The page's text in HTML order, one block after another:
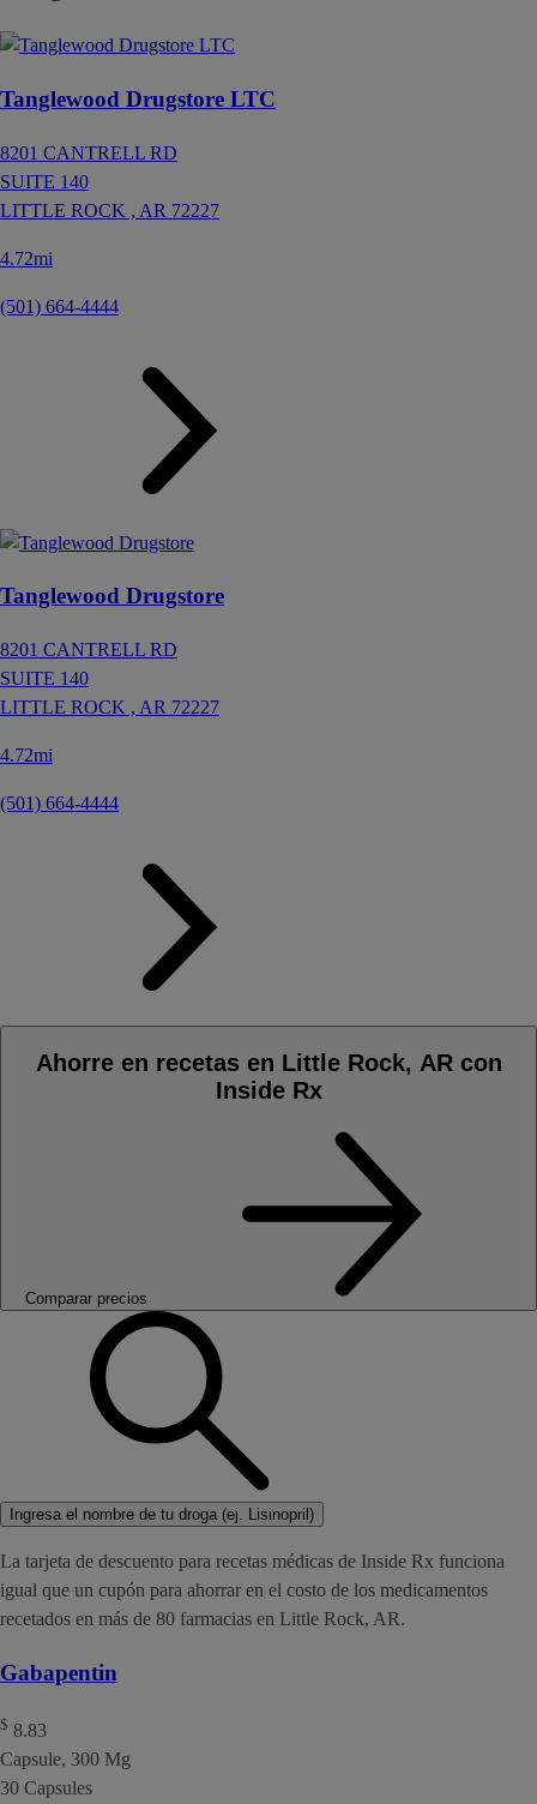
Tanglewood Drugstore LTC
8201 CANTRELL RD
SUITE 140
LITTLE ROCK , AR 72227
4.72mi
(501) 664-4444
Tanglewood Drugstore
8201 CANTRELL RD
SUITE 140
LITTLE ROCK , AR 72227
4.72mi
(501) 664-4444
Ahorre en recetas en Little Rock, AR con
Inside Rx
Comparar precios
Ingresa el nombre de tu droga (ej. Lisinopril)
La tarjeta de descuento para recetas médicas de Inside Rx funciona
igual que un cupón para ahorrar en el costo de los medicamentos
recetados en más de 80 farmacias en Little Rock, AR.
Gabapentin
$ 8.83
Capsule, 300 Mg
30 Capsules